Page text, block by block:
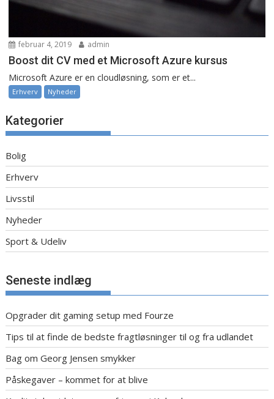
februar 4, 2019 admin
Boost dit CV med et Microsoft Azure kursus
Microsoft Azure er en cloudløsning, som er et...
Erhverv Nyheder
Kategorier
Bolig
Erhverv
Livsstil
Nyheder
Sport & Udeliv
Seneste indlæg
Opgrader dit gaming setup med Fourze
Tips til at finde de bedste fragtløsninger til og fra udlandet
Bag om Georg Jensen smykker
Påskegaver – kommet for at blive